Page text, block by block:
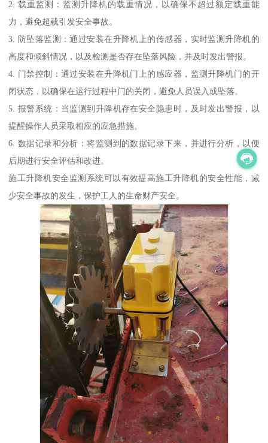
2. 载重监测：监测升降机的载重情况，以确保不超过额定载重能
力，避免超载引发安全事故。
3. 防坠落监测：通过安装在升降机上的传感器，实时监测升降机的
高度和倾斜情况，以及检测是否存在坠落风险，并及时发出警报。
4. 门禁控制：通过安装在升降机门上的感应器，监测升降机门的开
闭状态，以确保在运行过程中门的关闭，避免人员误入或坠落。
5. 报警系统：当监测到升降机存在安全隐患时，及时发出警报，以
提醒操作人员采取相应的应急措施。
6. 数据记录和分析：将监测到的数据记录下来，并进行分析，以便
后期进行安全评估和改进。
施工升降机安全监测系统可以有效提高施工升降机的安全性能，减
少安全事故的发生，保护工人的生命财产安全。